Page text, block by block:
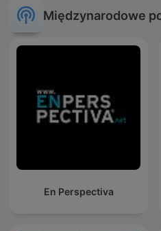
Międzynarodowe
En Perspectiva